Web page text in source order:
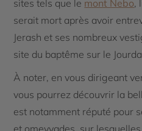
sites tels que le mont Nebo,
serait mort après avoir
Jerash et ses nombreux
site du baptême sur le
À noter, en vous dirigeant
vous pourrez découvrir la
est notamment réputé pour